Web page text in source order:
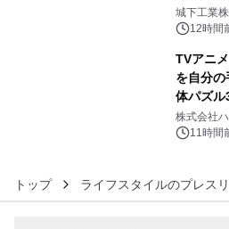
ーブル1
ぐっと豊
城下工業
12時間
TVアニ
を自分
体パズル
ギミック
ルが8月7
株式会社
11時間
トップ ライフスタイルのプレス